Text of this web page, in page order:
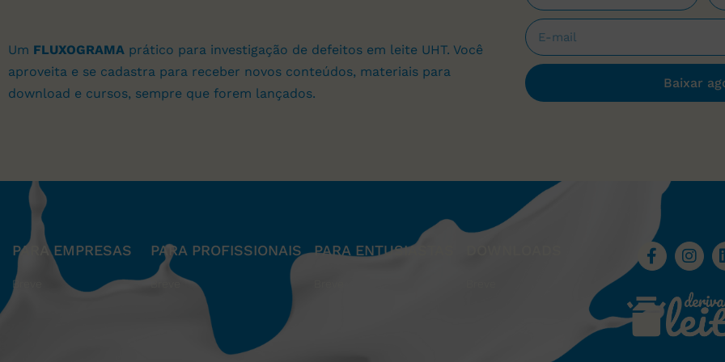
Um FLUXOGRAMA prático para investigação de defeitos em leite UHT. Você
aproveita e se cadastra para receber novos conteúdos, materiais para
download e cursos, sempre que forem lançados.
Baixar
PARA EMPRESAS
Breve
PARA PROFISSIONAIS PARA ENTUSIASTAS